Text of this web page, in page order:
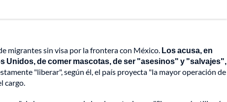
migrantes sin visa por la frontera con México. Los acusa, en
de comer mascotas, de ser "asesinos" y "salvajes",
"liberar", según él, el país proyecta "la mayor operación de
cargo.